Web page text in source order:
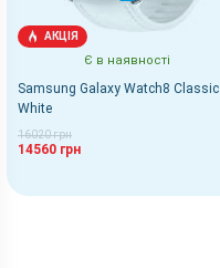
АКЦІЯ
Є в наявності
Samsung Galaxy Watch8 Classic
White
16020 грн
14560 грн